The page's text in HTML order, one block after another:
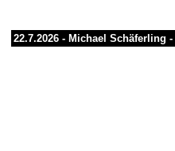
22.7.2026 - Michael Schäferling -